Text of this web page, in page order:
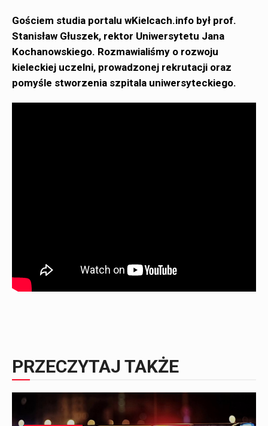
Gościem studia portalu wKielcach.info był prof.
Stanisław Głuszek, rektor Uniwersytetu Jana
Kochanowskiego. Rozmawialiśmy o rozwoju
kieleckiej uczelni, prowadzonej rekrutacji oraz
pomyśle stworzenia szpitala uniwersyteckiego.
PRZECZYTAJ TAKŻE